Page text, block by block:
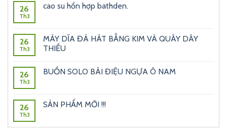
26
Th3
cao su hổn hợp bathden.
26
Th3
MÁY DĨA ĐÁ HÁT BẰNG KIM VÀ QUÂY DÂY
THIỀU
26
Th3
BUỒN SOLO BÀI ĐIỆU NGỰA Ô NAM
26
Th3
SẢN PHẨM MỚI !!!